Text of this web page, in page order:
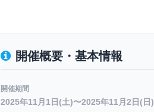
開催概要・基本情報
開催期間
2025年11月1日(土)〜2025年11月2日(日)